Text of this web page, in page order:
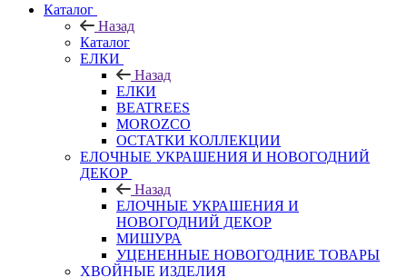
Каталог
Назад
Каталог
ЕЛКИ
Назад
ЕЛКИ
BEATREES
MOROZCO
ОСТАТКИ КОЛЛЕКЦИИ
ЕЛОЧНЫЕ УКРАШЕНИЯ И НОВОГОДНИЙ
ДЕКОР
Назад
ЕЛОЧНЫЕ УКРАШЕНИЯ И
НОВОГОДНИЙ ДЕКОР
МИШУРА
УЦЕНЕННЫЕ НОВОГОДНИЕ ТОВАРЫ
ХВОЙНЫЕ ИЗДЕЛИЯ